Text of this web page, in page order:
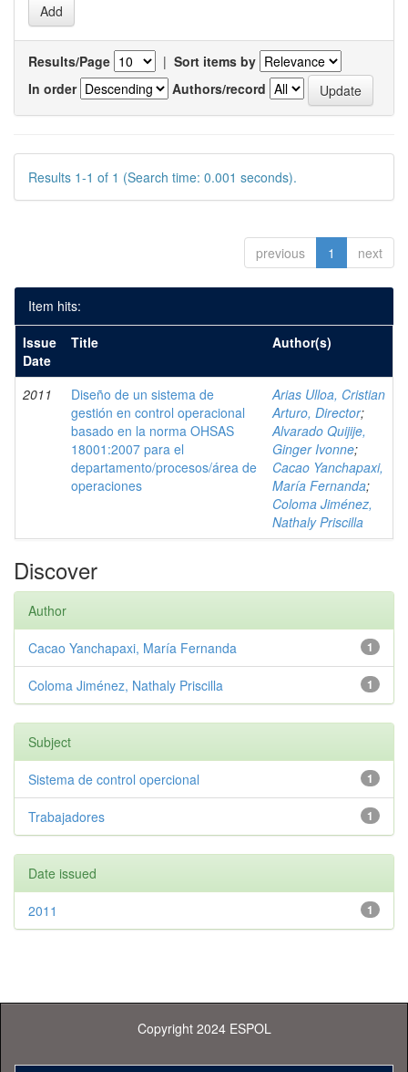
Results/Page | Sort items by
In order
Authors/record
Results 1-1 of 1 (Search time: 0.001 seconds).
previous 1 next
Item hits:
Issue
Date
Title Author(s)
2011
Diseño de un sistema de
gestión en control operacional
basado en la norma OHSAS
18001:2007 para el
departamento/procesos/área de
operaciones
Arias Ulloa, Cristian
Arturo, Director;
Alvarado Quijije,
Ginger Ivonne;
Cacao Yanchapaxi,
María Fernanda;
Coloma Jiménez,
Nathaly Priscilla
Discover
Author
1
Cacao Yanchapaxi, María Fernanda
1
Coloma Jiménez, Nathaly Priscilla
Subject
1
Sistema de control opercional
1
Trabajadores
Date issued
1
2011
Copyright 2024 ESPOL